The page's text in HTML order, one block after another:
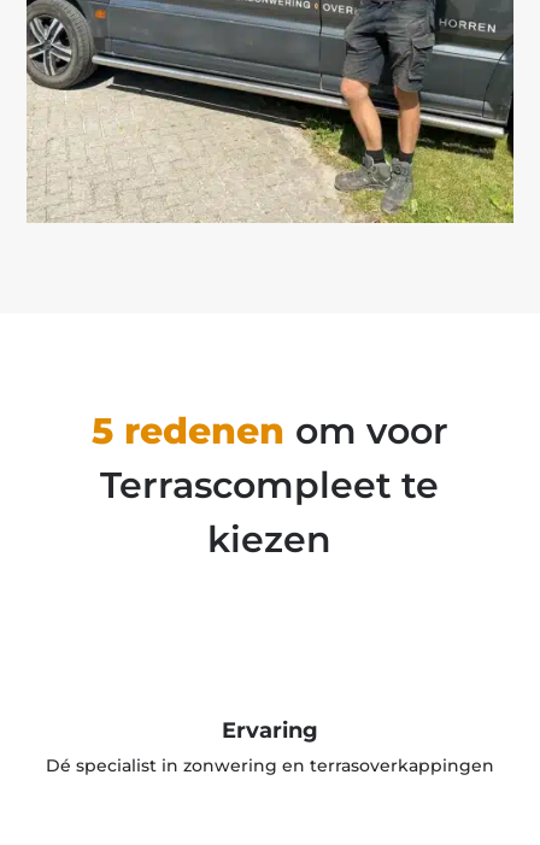
5 redenen om voor
Terrascompleet te
kiezen
Ervaring
Dé specialist in zonwering en terrasoverkappingen